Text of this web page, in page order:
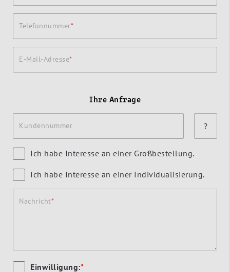
Telefonnummer
E-Mail-Adresse
Ihre Anfrage
Kundennummer ?
Ich habe Interesse an einer Großbestellung.
Ich habe Interesse an einer Individualisierung.
Nachricht
Einwilligung:*